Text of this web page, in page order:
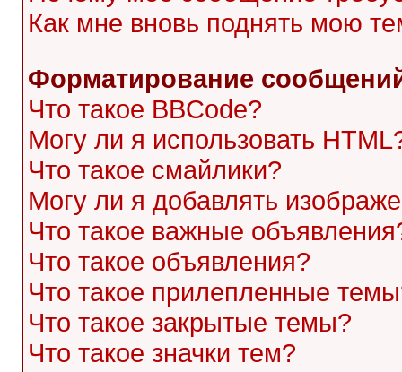
Как мне вновь поднять мою
Форматирование
Что такое BBCode?
Могу ли я использовать
Что такое смайлики?
Могу ли я добавлять
Что такое важные
Что такое объявления?
Что такое прилепленные
Что такое закрытые темы?
Что такое значки тем?